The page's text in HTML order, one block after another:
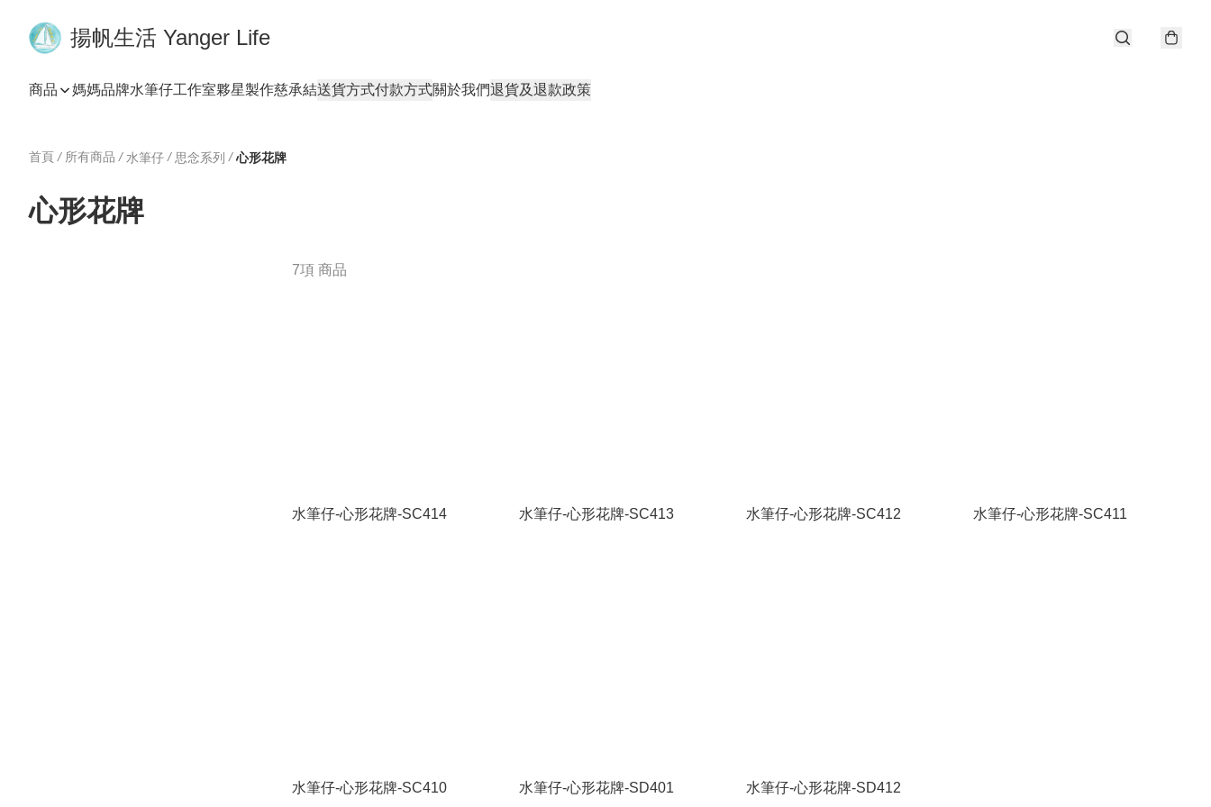
揚帆生活 Yanger Life
商品 媽媽品牌水筆仔工作室夥星製作慈承結送貨方式付款方式關於我們退貨及退款政策
首頁 / 所有商品 / 水筆仔 / 思念系列 / 心形花牌
心形花牌
7項 商品
水筆仔-心形花牌-SC414 水筆仔-心形花牌-SC413 水筆仔-心形花牌-SC412 水筆仔-心形花牌-SC411
水筆仔-心形花牌-SC410 水筆仔-心形花牌-SD401 水筆仔-心形花牌-SD412